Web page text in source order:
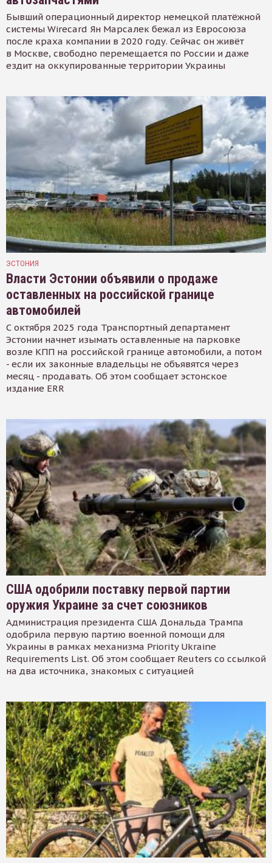
Бывший операционный директор немецкой платёжной
системы Wirecard Ян Марсалек бежал из Евросоюза
после краха компании в 2020 году. Сейчас он живёт
в Москве, свободно перемещается по России и даже
ездит на оккупированные территории Украины
ЭСТОНИЯ
Власти Эстонии объявили о продаже
оставленных на российской границе
автомобилей
С октября 2025 года Транспортный департамент
Эстонии начнет изымать оставленные на парковке
возле КПП на российской границе автомобили, а потом
- если их законные владельцы не объявятся через
месяц - продавать. Об этом сообщает эстонское
издание ERR
США одобрили поставку первой партии
оружия Украине за счет союзников
Администрация президента США Дональда Трампа
одобрила первую партию военной помощи для
Украины в рамках механизма Priority Ukraine
Requirements List. Об этом сообщает Reuters со ссылкой
на два источника, знакомых с ситуацией